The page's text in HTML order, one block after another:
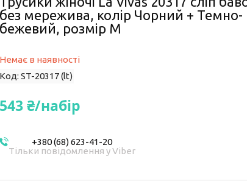
без мережива, колір Чорний + Темно-
бежевий, розмір M
Немає в наявності
Код: ST-20317 (lt)
543 ₴/набір
+380 (68) 623-41-20
Тільки повідомлення у Viber